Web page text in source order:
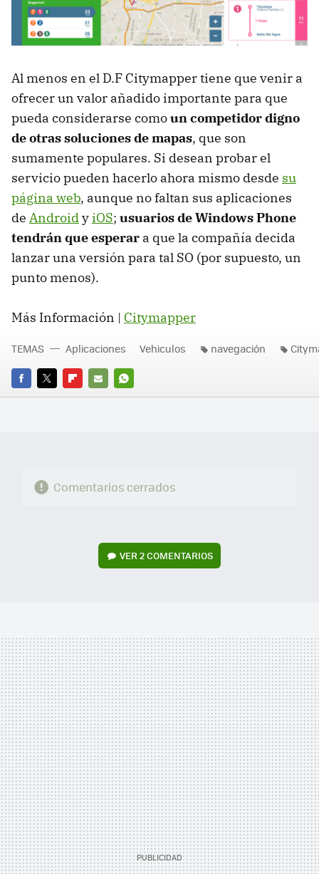
Al menos en el D.F Citymapper tiene que venir a
ofrecer un valor añadido importante para que
pueda considerarse comoun competidor digno
de otras soluciones de mapas, que son
sumamente populares. Si desean probar el
servicio pueden hacerlo ahora mismo desde su
página web, aunque no faltan sus aplicaciones
de AndroidyiOS; usuarios de Windows Phone
tendrán que esperar a que la compañía decida
lanzar una versión para tal SO (por supuesto, un
punto menos).
Más Información | Citymapper
FACEBOOK
TWITTERFLIPBOARD
E-
WHATSAPP
TEMAS Aplicaciones Vehiculos navegación
Comentarios cerrados
VER2 COMENTARIOS